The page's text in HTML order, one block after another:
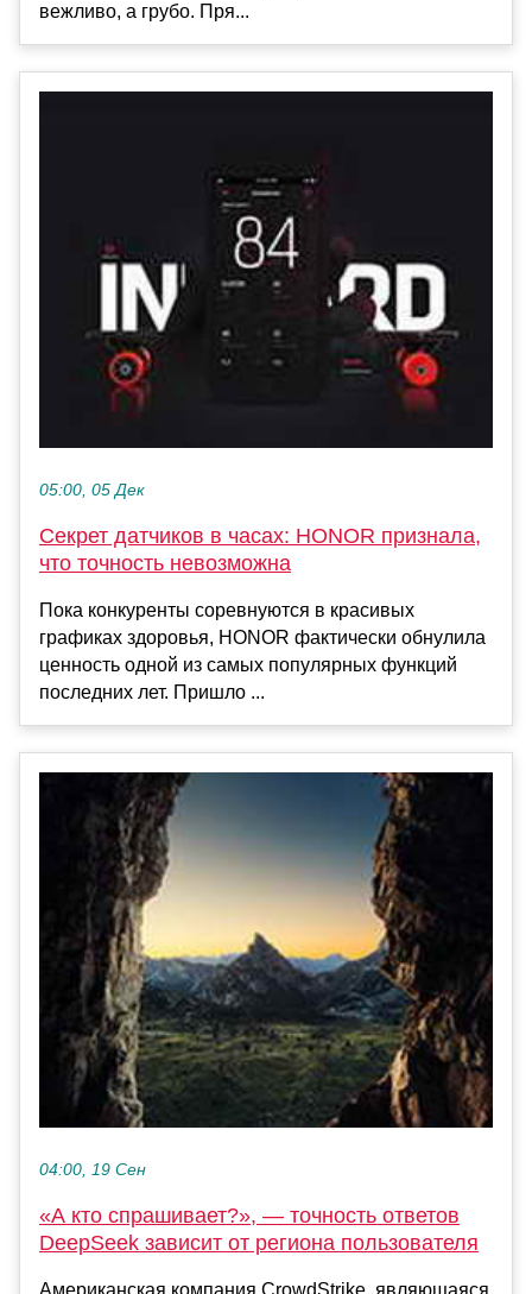
вежливо, а грубо. Пря...
05:00, 05 Дек
Секрет датчиков в часах: HONOR признала,
что точность невозможна
Пока конкуренты соревнуются в красивых
графиках здоровья, HONOR фактически обнулила
ценность одной из самых популярных функций
последних лет. Пришло ...
04:00, 19 Сен
«А кто спрашивает?», — точность ответов
DeepSeek зависит от региона пользователя
Американская компания CrowdStrike, являющаяся